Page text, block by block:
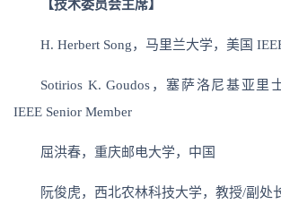
【技术委员会主席】
H. Herbert Song，马里兰大学，美国
Sotirios K. Goudos，塞萨洛尼基亚里
IEEE Senior Member
屈洪春，重庆邮电大学，中国
阮俊虎，西北农林科技大学，教授/副处